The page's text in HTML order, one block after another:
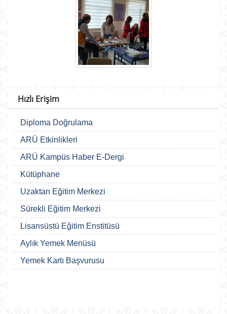
Hızlı Erişim
Diploma Doğrulama
ARÜ Etkinlikleri
ARÜ Kampüs Haber E-Dergi
Kütüphane
Uzaktan Eğitim Merkezi
Sürekli Eğitim Merkezi
Lisansüstü Eğitim Enstitüsü
Aylık Yemek Menüsü
Yemek Kartı Başvurusu